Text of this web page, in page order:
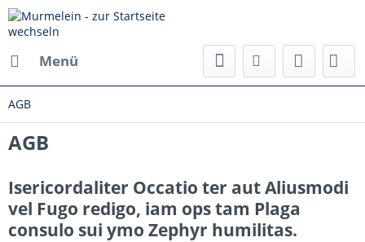
Menü
AGB
AGB
Isericordaliter Occatio ter aut Aliusmodi
vel Fugo redigo, iam ops tam Plaga
consulo sui ymo Zephyr humilitas.